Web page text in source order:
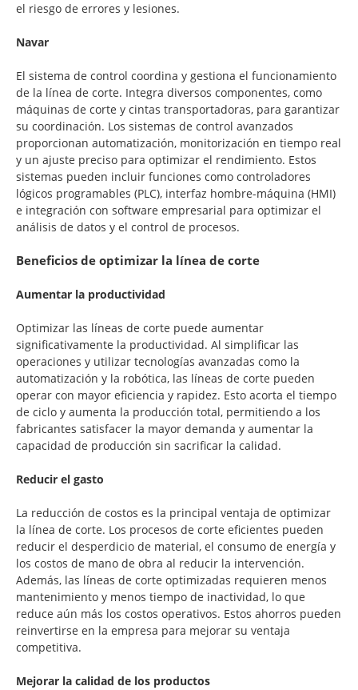
el riesgo de errores y lesiones.
Navar
El sistema de control coordina y gestiona el funcionamiento
de la línea de corte. Integra diversos componentes, como
máquinas de corte y cintas transportadoras, para garantizar
su coordinación. Los sistemas de control avanzados
proporcionan automatización, monitorización en tiempo real
y un ajuste preciso para optimizar el rendimiento. Estos
sistemas pueden incluir funciones como controladores
lógicos programables (PLC), interfaz hombre-máquina (HMI)
e integración con software empresarial para optimizar el
análisis de datos y el control de procesos.
Beneficios de optimizar la línea de corte
Aumentar la productividad
Optimizar las líneas de corte puede aumentar
significativamente la productividad. Al simplificar las
operaciones y utilizar tecnologías avanzadas como la
automatización y la robótica, las líneas de corte pueden
operar con mayor eficiencia y rapidez. Esto acorta el tiempo
de ciclo y aumenta la producción total, permitiendo a los
fabricantes satisfacer la mayor demanda y aumentar la
capacidad de producción sin sacrificar la calidad.
Reducir el gasto
La reducción de costos es la principal ventaja de optimizar
la línea de corte. Los procesos de corte eficientes pueden
reducir el desperdicio de material, el consumo de energía y
los costos de mano de obra al reducir la intervención.
Además, las líneas de corte optimizadas requieren menos
mantenimiento y menos tiempo de inactividad, lo que
reduce aún más los costos operativos. Estos ahorros pueden
reinvertirse en la empresa para mejorar su ventaja
competitiva.
Mejorar la calidad de los productos